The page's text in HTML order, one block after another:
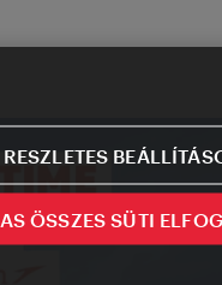
RESZLETES
AS ÖSSZES SÜTI